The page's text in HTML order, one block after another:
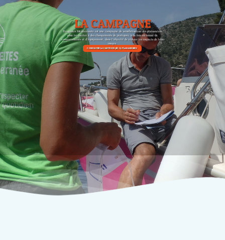
CONSULTER LA CARTE DES [ÉCO]-PLAISANCIERS
LA CAMPAGNE
Ecogestes Méditerranée est une campagne de sensibilisation des plaisanciers
pour les inciter à des changements de pratiques, à la fois en terme de
comportements et d’équipement, dans l’objectif de réduire les impacts de leurs
usages.